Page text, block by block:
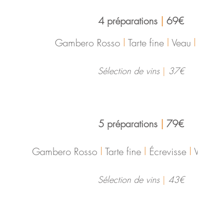
4 préparations | 69€
Gambero Rosso I Tarte fine I Veau I
​Sélection de vins | 37€
5 préparations | 79€
Gambero Rosso I Tarte fine I Écrevisse I
Sélection de vins | 43€